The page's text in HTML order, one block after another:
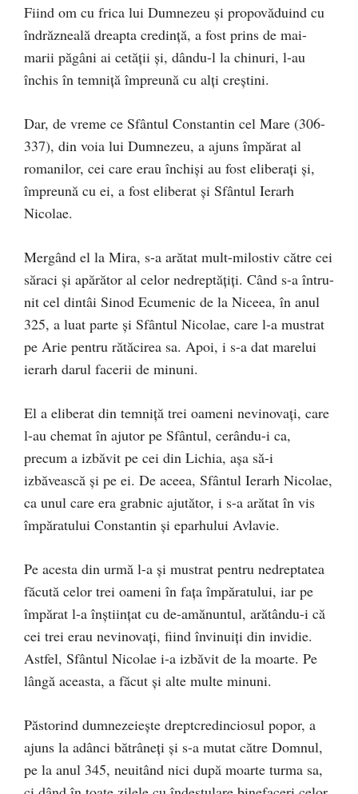
Fiind om cu frica lui Dumnezeu şi propovăduind cu
îndrăzneală dreapta credinţă, a fost prins de mai-
marii păgâni ai cetăţii şi, dându-l la chinuri, l-au
închis în temniţă împreună cu alţi creştini.
Dar, de vreme ce Sfântul Constantin cel Mare (306-
337), din voia lui Dumnezeu, a ajuns împărat al
romanilor, cei care erau închişi au fost eliberaţi şi,
împreună cu ei, a fost eliberat şi Sfântul Ierarh
Nicolae.
Mergând el la Mira, s-a arătat mult-milostiv către cei
săraci şi apărător al celor nedreptăţiţi. Când s-a întru-
nit cel dintâi Sinod Ecumenic de la Niceea, în anul
325, a luat parte şi Sfântul Nicolae, care l-a mustrat
pe Arie pentru rătăcirea sa. Apoi, i s-a dat marelui
ierarh darul facerii de minuni.
El a eliberat din temniţă trei oameni nevinovaţi, care
l-au chemat în ajutor pe Sfântul, cerându-i ca,
precum a izbăvit pe cei din Lichia, aşa să-i
izbăvească şi pe ei. De aceea, Sfântul Ierarh Nicolae,
ca unul care era grabnic ajutător, i s-a arătat în vis
împăratului Constantin şi eparhului Avlavie.
Pe acesta din urmă l-a şi mustrat pentru nedreptatea
făcută celor trei oameni în faţa împăratului, iar pe
împărat l-a înştiinţat cu de-amănuntul, arătându-i că
cei trei erau nevinovaţi, fiind învinuiţi din invidie.
Astfel, Sfântul Nicolae i-a izbăvit de la moarte. Pe
lângă aceasta, a făcut şi alte multe minuni.
Păstorind dumnezeieşte dreptcredinciosul popor, a
ajuns la adânci bătrâneţi şi s-a mutat către Domnul,
pe la anul 345, neuitând nici după moarte turma sa,